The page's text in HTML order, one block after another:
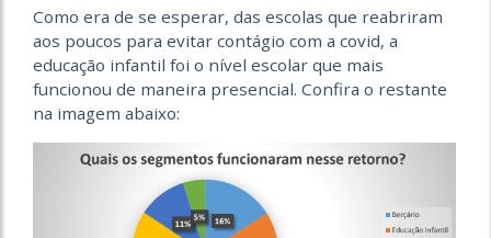
Como era de se esperar, das escolas que reabriram
aos poucos para evitar contágio com a covid, a
educação infantil foi o nível escolar que mais
funcionou de maneira presencial. Confira o restante
na imagem abaixo: